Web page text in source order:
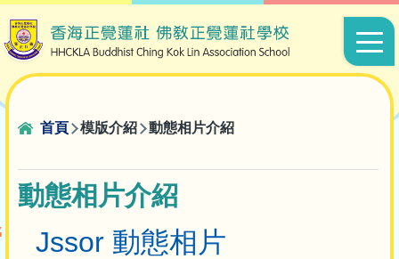
移至主內容
Main
導
連
結
首頁 模版介紹 動態相片介紹
動態相片介紹
Jssor 動態相片